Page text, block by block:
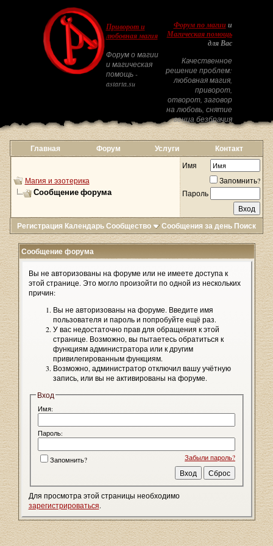
Приворот и
любовная магия
Форум о магии
и магическая
помощь -
astarta.su
Форум по магиии
Магическая помощь
для Вас
Качественное
решение проблем:
любовная магия,
приворот,
отворот, заговор
на любовь, снятие
венца безбрачия
Главная Форум Услуги Контакт
Магия и эзотерика
Сообщение форума
Имя
Запомнить?
Пароль
Регистрация КалендарьСообщество Сообщения за день Поиск
Сообщение форума
Вы не авторизованы на форуме или не имеете доступа к
этой странице. Это могло произойти по одной из нескольких
причин:
Вы не авторизованы на форуме. Введите имя
пользователя и пароль и попробуйте ещё раз.
У вас недостаточно прав для обращения к этой
странице. Возможно, вы пытаетесь обратиться к
функциям администратора или к другим
привилегированным функциям.
Возможно, администратор отключил вашу учётную
запись, или вы не активированы на форуме.
Вход
Имя:
Пароль:
Забыли пароль?
Запомнить?
Для просмотра этой страницы необходимо
зарегистрироваться.